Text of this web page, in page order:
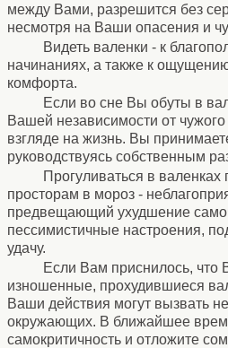
между Вами, разрешится без
несмотря на Ваши опасения и
Видеть валенки - к
начинаниях, а также к
комфорта.
Если во сне Вы обуты в
Вашей независимости от
взгляде на жизнь. Вы
руководствуясь собственным
Прогуливаться в
просторам в мороз -
предвещающий ухудшение
пессимистичные настроения,
удачу.
Если Вам приснилось, что
изношенные, прохудившиеся
Ваши действия могут вызвать
окружающих. В ближайшее
самокритичность и отложите